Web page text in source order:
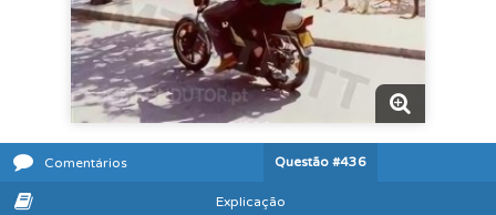
Comentários Questão #436
Explicação